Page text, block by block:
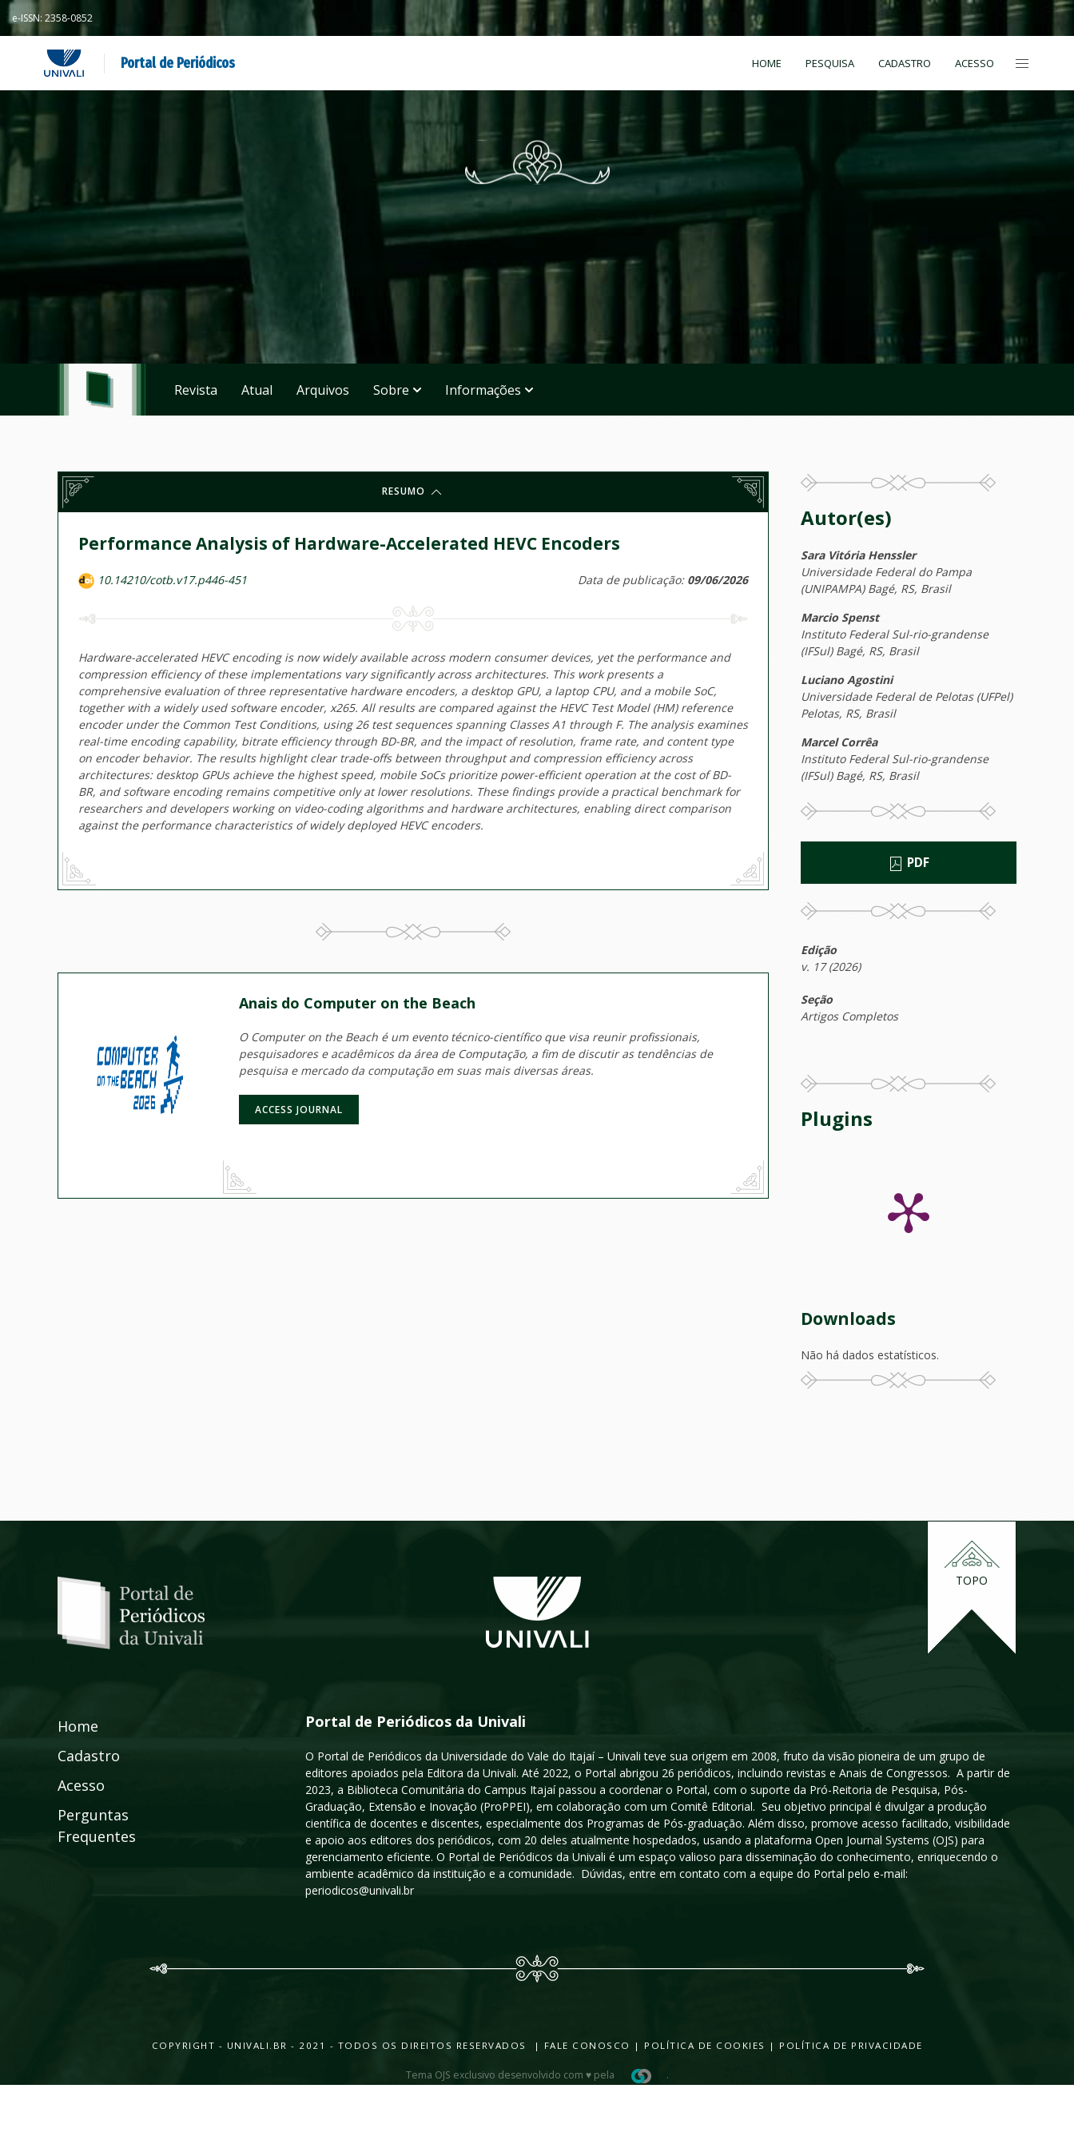
e-ISSN: 2358-0852
Portal de Periódicos HOME PESQUISA CADASTRO ACESSO
Revista Atual Arquivos Sobre Informações
RESUMO
Performance Analysis of Hardware-Accelerated HEVC Encoders
10.14210/cotb.v17.p446-451 Data de publicação: 09/06/2026
Hardware-accelerated HEVC encoding is now widely available across modern consumer devices, yet the performance and
compression efficiency of these implementations vary significantly across architectures. This work presents a
comprehensive evaluation of three representative hardware encoders, a desktop GPU, a laptop CPU, and a mobile SoC,
together with a widely used software encoder, x265. All results are compared against the HEVC Test Model (HM) reference
encoder under the Common Test Conditions, using 26 test sequences spanning Classes A1 through F. The analysis examines
real-time encoding capability, bitrate efficiency through BD-BR, and the impact of resolution, frame rate, and content type
on encoder behavior. The results highlight clear trade-offs between throughput and compression efficiency across
architectures: desktop GPUs achieve the highest speed, mobile SoCs prioritize power-efficient operation at the cost of BD-
BR, and software encoding remains competitive only at lower resolutions. These findings provide a practical benchmark for
researchers and developers working on video-coding algorithms and hardware architectures, enabling direct comparison
against the performance characteristics of widely deployed HEVC encoders.
Anais do Computer on the Beach
O Computer on the Beach é um evento técnico-científico que visa reunir profissionais,
pesquisadores e acadêmicos da área de Computação, a fim de discutir as tendências de
pesquisa e mercado da computação em suas mais diversas áreas.
ACCESS JOURNAL
Autor(es)
Sara Vitória Henssler
Universidade Federal do Pampa
(UNIPAMPA) Bagé, RS, Brasil
Marcio Spenst
Instituto Federal Sul-rio-grandense
(IFSul) Bagé, RS, Brasil
Luciano Agostini
Universidade Federal de Pelotas (UFPel)
Pelotas, RS, Brasil
Marcel Corrêa
Instituto Federal Sul-rio-grandense
(IFSul) Bagé, RS, Brasil
PDF
Edição
v. 17 (2026)
Seção
Artigos Completos
Plugins
Downloads
Não há dados estatísticos.
TOPO
Home
Cadastro
Acesso
Perguntas
Frequentes
Portal de Periódicos da Univali
O Portal de Periódicos da Universidade do Vale do Itajaí – Univali teve sua origem em 2008, fruto da visão pioneira de um grupo de
editores apoiados pela Editora da Univali. Até 2022, o Portal abrigou 26 periódicos, incluindo revistas e Anais de Congressos. A partir de
2023, a Biblioteca Comunitária do Campus Itajaí passou a coordenar o Portal, com o suporte da Pró-Reitoria de Pesquisa, Pós-
Graduação, Extensão e Inovação (ProPPEI), em colaboração com um Comitê Editorial. Seu objetivo principal é divulgar a produção
científica de docentes e discentes, especialmente dos Programas de Pós-graduação. Além disso, promove acesso facilitado, visibilidade
e apoio aos editores dos periódicos, com 20 deles atualmente hospedados, usando a plataforma Open Journal Systems (OJS) para
gerenciamento eficiente. O Portal de Periódicos da Univali é um espaço valioso para disseminação do conhecimento, enriquecendo o
ambiente acadêmico da instituição e a comunidade. Dúvidas, entre em contato com a equipe do Portal pelo e-mail:
periodicos@univali.br
COPYRIGHT - UNIVALI.BR - 2021 - TODOS OS DIREITOS RESERVADOS | FALE CONOSCO | POLÍTICA DE COOKIES | POLÍTICA DE PRIVACIDADE
Tema OJS exclusivo desenvolvido com ♥ pela .